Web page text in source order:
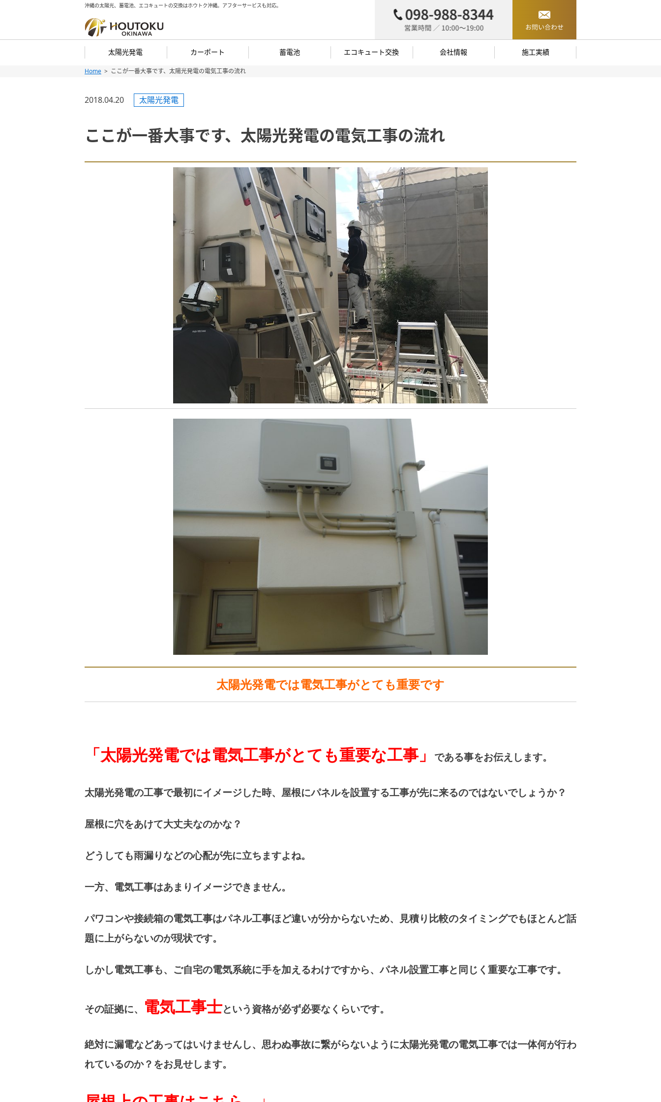
沖縄の太陽光、蓄電池、エコキュートの交換はホウトク沖縄。アフターサービスも対応。
太陽光発電 カーポート 蓄電池 エコキュート交換 会社情報 施工実績
Home ここが一番大事です、太陽光発電の電気工事の流れ
2018.04.20 太陽光発電
ここが一番大事です、太陽光発電の電気工事の流れ
太陽光発電では電気工事がとても重要です
「太陽光発電では電気工事がとても重要な工事」 である事をお伝えします。
太陽光発電の工事で最初にイメージした時、屋根にパネルを設置する工事が先に来るのではないでしょうか？
屋根に穴をあけて大丈夫なのかな？
どうしても雨漏りなどの心配が先に立ちますよね。
一方、電気工事はあまりイメージできません。
パワコンや接続箱の電気工事はパネル工事ほど違いが分からないため、見積り比較のタイミングでもほとんど話
題に上がらないのが現状です。
しかし電気工事も、ご自宅の電気系統に手を加えるわけですから、パネル設置工事と同じく重要な工事です。
その証拠に、 電気工事士という資格が必ず必要なくらいです。
絶対に漏電などあってはいけませんし、思わぬ事故に繋がらないように太陽光発電の電気工事では一体何が行わ
れているのか？をお見せします。